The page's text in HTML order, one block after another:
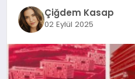
BELEDIYELER
EKONOMI
Çiğdem Kasap
02 Eylül 2025